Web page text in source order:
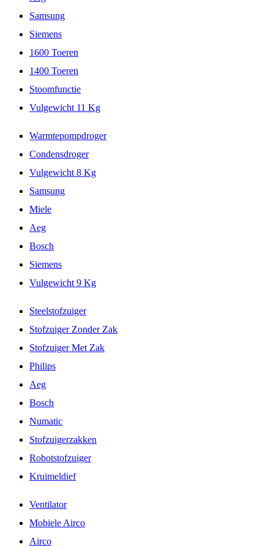
Samsung
Siemens
1600 Toeren
1400 Toeren
Stoomfunctie
Vulgewicht 11 Kg
Warmtepompdroger
Condensdroger
Vulgewicht 8 Kg
Samsung
Miele
Aeg
Bosch
Siemens
Vulgewicht 9 Kg
Steelstofzuiger
Stofzuiger Zonder Zak
Stofzuiger Met Zak
Philips
Aeg
Bosch
Numatic
Stofzuigerzakken
Robotstofzuiger
Kruimeldief
Ventilator
Mobiele Airco
Airco